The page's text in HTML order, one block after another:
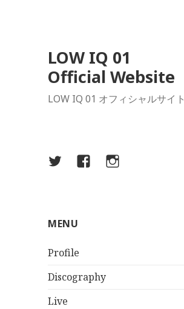
LOW IQ 01
Official Website
LOW IQ 01 オフィシャルサイト
TwitterFacebookInstagram
MENU
Profile
Discography
Live